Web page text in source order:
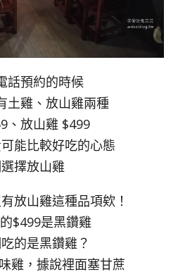
話預約的時候
土雞、放山雞兩種
、放山雞 $499
能比較好吃的心態
擇放山雞
放山雞這種品項欸！
$499是黑鑽雞
的是黑鑽雞？
雞，據說裡面塞甘蔗